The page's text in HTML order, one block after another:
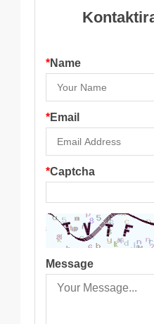
*Name
*Email
*Captcha
Message